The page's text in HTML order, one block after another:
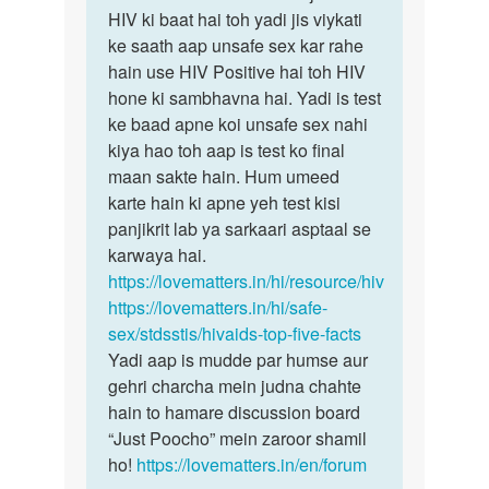
sex…
by
Meraj
HIV ki baat hai toh yadi jis viykati
ke saath aap unsafe sex kar rahe
hain use HIV Positive hai toh HIV
hone ki sambhavna hai. Yadi is test
ke baad apne koi unsafe sex nahi
kiya hao toh aap is test ko final
maan sakte hain. Hum umeed
karte hain ki apne yeh test kisi
panjikrit lab ya sarkaari asptaal se
karwaya hai.
https://lovematters.in/hi/resource/hiv
https://lovematters.in/hi/safe-
sex/stdsstis/hivaids-top-five-facts
Yadi aap is mudde par humse aur
gehri charcha mein judna chahte
hain to hamare discussion board
“Just Poocho” mein zaroor shamil
ho! https://lovematters.in/en/forum